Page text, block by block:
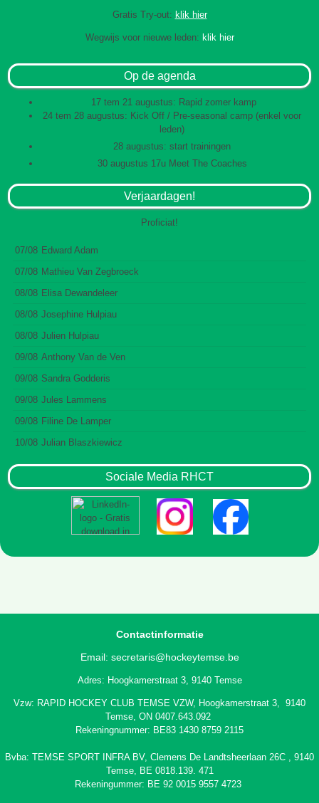
Gratis Try-out: klik hier
Wegwijs voor nieuwe leden: klik hier
Op de agenda
17 tem 21 augustus: Rapid zomer kamp
24 tem 28 augustus: Kick Off / Pre-seasonal camp (enkel voor
leden)
28 augustus: start trainingen
30 augustus 17u Meet The Coaches
Verjaardagen!
Proficiat!
07/08 Edward Adam
07/08 Mathieu Van Zegbroeck
08/08 Elisa Dewandeleer
08/08 Josephine Hulpiau
08/08 Julien Hulpiau
09/08 Anthony Van de Ven
09/08 Sandra Godderis
09/08 Jules Lammens
09/08 Filine De Lamper
10/08 Julian Blaszkiewicz
Sociale Media RHCT
Contactinformatie
Email: secretaris@hockeytemse.be
Adres: Hoogkamerstraat 3, 9140 Temse
Vzw: RAPID HOCKEY CLUB TEMSE VZW, Hoogkamerstraat 3, 9140
Temse, ON 0407.643.092
Rekeningnummer: BE83 1430 8759 2115
Bvba: TEMSE SPORT INFRA BV, Clemens De Landtsheerlaan 26C , 9140
Temse, BE 0818.139. 471
Rekeningummer: BE 92 0015 9557 4723